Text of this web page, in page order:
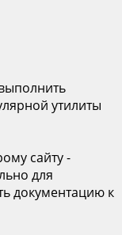
утилиты
сайту -
для
документацию к